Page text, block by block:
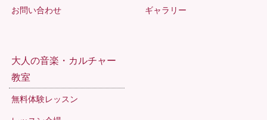
お問い合わせ
ギャラリー
大人の音楽・カルチャー
教室
無料体験レッスン